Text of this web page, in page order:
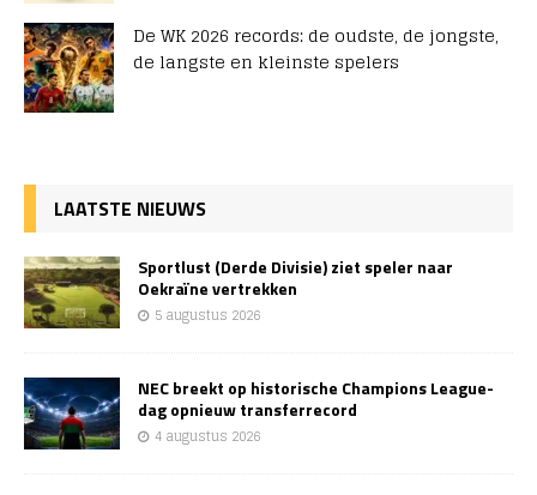
De WK 2026 records: de oudste, de jongste,
de langste en kleinste spelers
LAATSTE NIEUWS
Sportlust (Derde Divisie) ziet speler naar
Oekraïne vertrekken
5 augustus 2026
NEC breekt op historische Champions League-
dag opnieuw transferrecord
4 augustus 2026